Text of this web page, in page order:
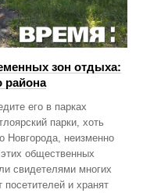
зон отдыха:
района
его в парках
парки, хоть
Новгорода, неизменно
общественных
свидетелями многих
и хранят